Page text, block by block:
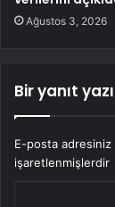
Ağustos 3, 2026
Bir yanıt
E-posta adresiniz
işaretlenmişlerdir